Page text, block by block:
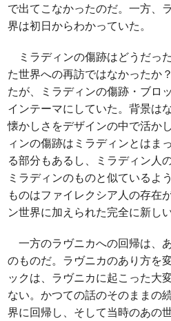
で出てこなかったのだ。一方、
界は初日からわかっていた。
ミラディンの傷跡はどうだっ
た世界への再訪ではなかった
たが、ミラディンの傷跡・ブロ
インテーマにしていた。背景は
懐かしさをデザインの中で活か
ィンの傷跡はミラディンとはま
る部分もあるし、ミラディン人
ミラディンのものと似ているよ
ものはファイレクシア人の存在
ン世界に加えられた完全に新し
一方のラヴニカへの回帰は、
のものだ。ラヴニカのあり方を
ックは、ラヴニカに起こった大
ない。かつての話のそのままの
界に回帰し、そして当時のあの